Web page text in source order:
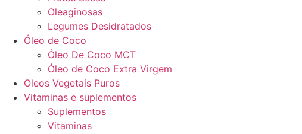
Oleaginosas
Legumes Desidratados
Óleo de Coco
Óleo De Coco MCT
Óleo de Coco Extra Virgem
Oleos Vegetais Puros
Vitaminas e suplementos
Suplementos
Vitaminas